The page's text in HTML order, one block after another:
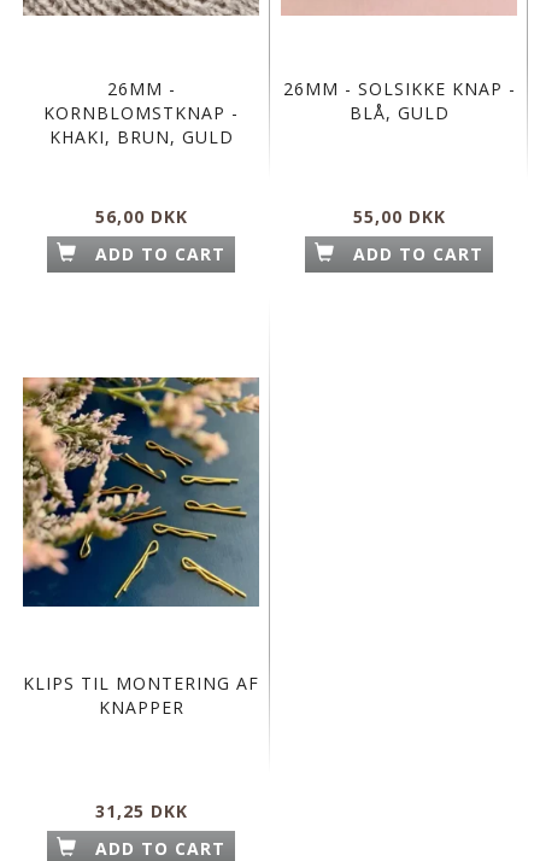
26MM -
KORNBLOMSTKNAP -
KHAKI, BRUN, GULD
56,00 DKK
ADD TO CART
26MM - SOLSIKKE KNAP -
BLÅ, GULD
55,00 DKK
ADD TO CART
KLIPS TIL MONTERING AF
KNAPPER
31,25 DKK
ADD TO CART